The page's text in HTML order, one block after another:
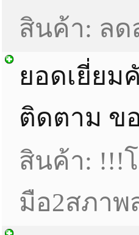
สินค้า: ลด
ยอดเยี่ยม
ติดตาม​ ข
สินค้า: !!!
มือ2สภาพ